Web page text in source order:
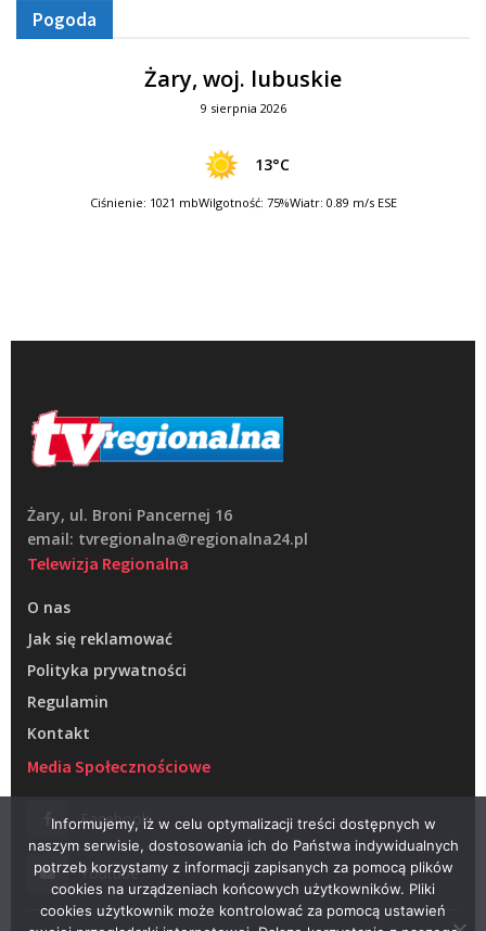
Pogoda
Żary, woj. lubuskie
9 sierpnia 2026
13°C
Ciśnienie: 1021 mbWilgotność: 75%Wiatr: 0.89 m/s ESE
Żary, ul. Broni Pancernej 16
email: tvregionalna@regionalna24.pl
Telewizja Regionalna
O nas
Jak się reklamować
Polityka prywatności
Regulamin
Kontakt
Media Społecznościowe
Facebook
Youtube
Informujemy, iż w celu optymalizacji treści dostępnych w
naszym serwisie, dostosowania ich do Państwa indywidualnych
potrzeb korzystamy z informacji zapisanych za pomocą plików
cookies na urządzeniach końcowych użytkowników. Pliki
cookies użytkownik może kontrolować za pomocą ustawień